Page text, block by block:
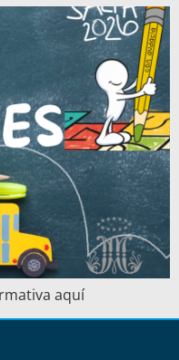
aquí